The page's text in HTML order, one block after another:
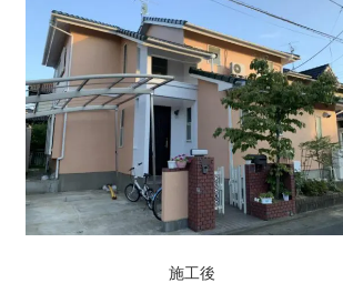
施工後